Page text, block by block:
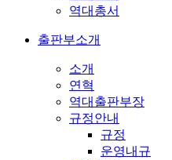
역대총서
출판부소개
소개
연혁
역대출판부장
규정안내
규정
운영내규